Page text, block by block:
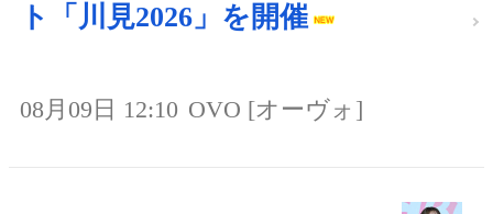
ト「川見2026」を開催
08月09日 12:10 OVO [オーヴォ]